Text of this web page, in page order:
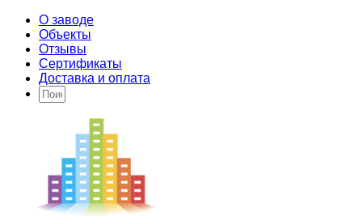
О заводе
Объекты
Отзывы
Сертификаты
Доставка и оплата